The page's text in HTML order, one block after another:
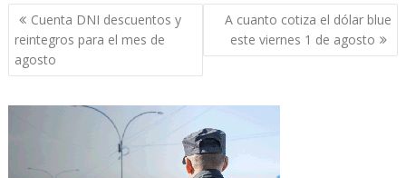
Navegación
de
entradas
Cuenta DNI descuentos y
reintegros para el mes de
agosto
A cuanto cotiza el dólar blue
este viernes 1 de agosto